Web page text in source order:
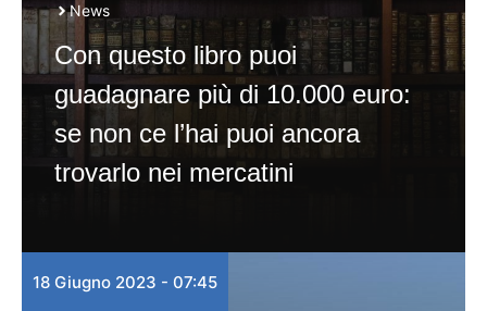
News
Con questo libro puoi
guadagnare più di 10.000 euro:
se non ce l’hai puoi ancora
trovarlo nei mercatini
18 Giugno 2023 - 07:45